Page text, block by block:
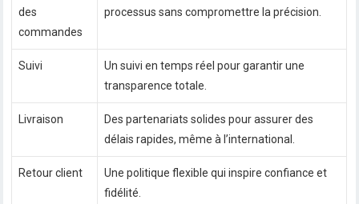
des
commandes
processus sans compromettre la précision.
Suivi
Un suivi en temps réel pour garantir une
transparence totale.
Livraison
Des partenariats solides pour assurer des
délais rapides, même à l’international.
Retour client
Une politique flexible qui inspire confiance et
fidélité.